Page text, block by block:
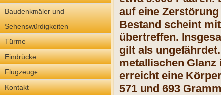
Baudenkmäler und
Sehenswürdigkeiten
Türme
Eindrücke
Flugzeuge
Kontakt
auf eine
Bestand scheint
übertreffen.
gilt als
metallischen Glanz
erreicht eine
571 und 693